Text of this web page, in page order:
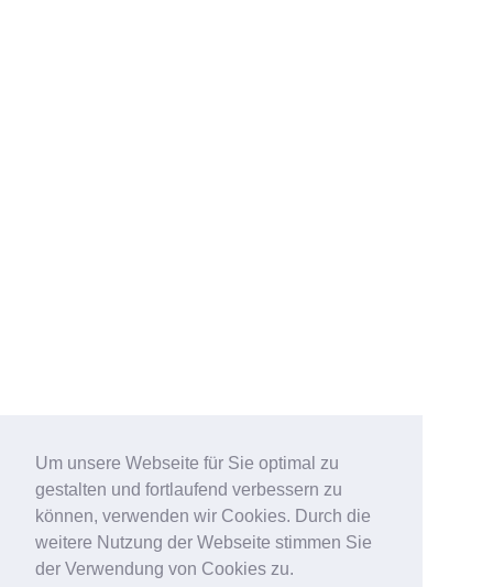
Um unsere Webseite für Sie optimal zu
gestalten und fortlaufend verbessern zu
können, verwenden wir Cookies. Durch die
weitere Nutzung der Webseite stimmen Sie
der Verwendung von Cookies zu.